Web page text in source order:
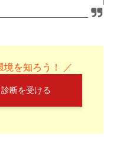
境を知ろう！ ／
断を受ける